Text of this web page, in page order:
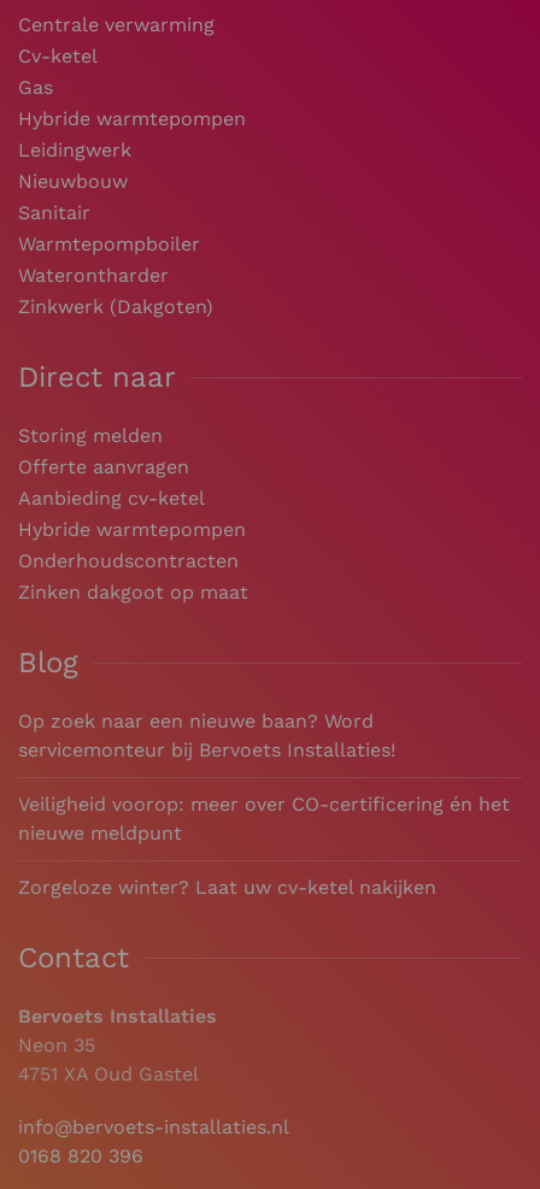
Centrale verwarming
Cv-ketel
Gas
Hybride warmtepompen
Leidingwerk
Nieuwbouw
Sanitair
Warmtepompboiler
Waterontharder
Zinkwerk (Dakgoten)
Direct naar
Storing melden
Offerte aanvragen
Aanbieding cv-ketel
Hybride warmtepompen
Onderhoudscontracten
Zinken dakgoot op maat
Blog
Op zoek naar een nieuwe baan? Word
servicemonteur bij Bervoets Installaties!
Veiligheid voorop: meer over CO-certificering én het
nieuwe meldpunt
Zorgeloze winter? Laat uw cv-ketel nakijken
Contact
Bervoets Installaties
Neon 35
4751 XA Oud Gastel
info@bervoets-installaties.nl
0168 820 396